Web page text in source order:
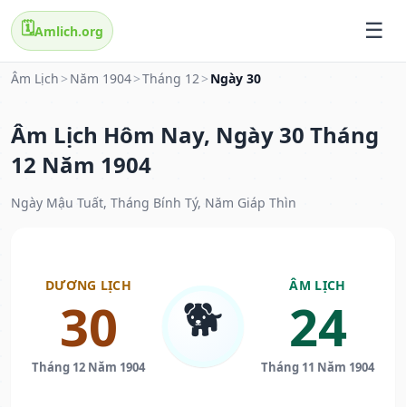
🗓️Amlich.org
Âm Lịch > Năm 1904>Tháng 12> Ngày 30
Âm Lịch Hôm Nay, Ngày 30 Tháng
12 Năm 1904
Ngày Mậu Tuất, Tháng Bính Tý, Năm Giáp Thìn
DƯƠNG LỊCH
30
Tháng 12 Năm 1904
🐕
ÂM LỊCH
24
Tháng 11 Năm 1904